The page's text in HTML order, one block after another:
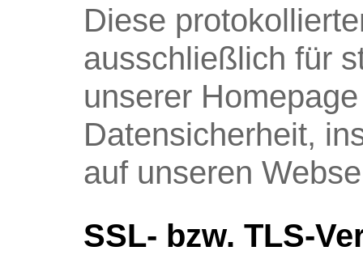
Diese
ausschließlich für
unserer
Datensicherheit,
auf unseren
SSL- bzw. TLS-